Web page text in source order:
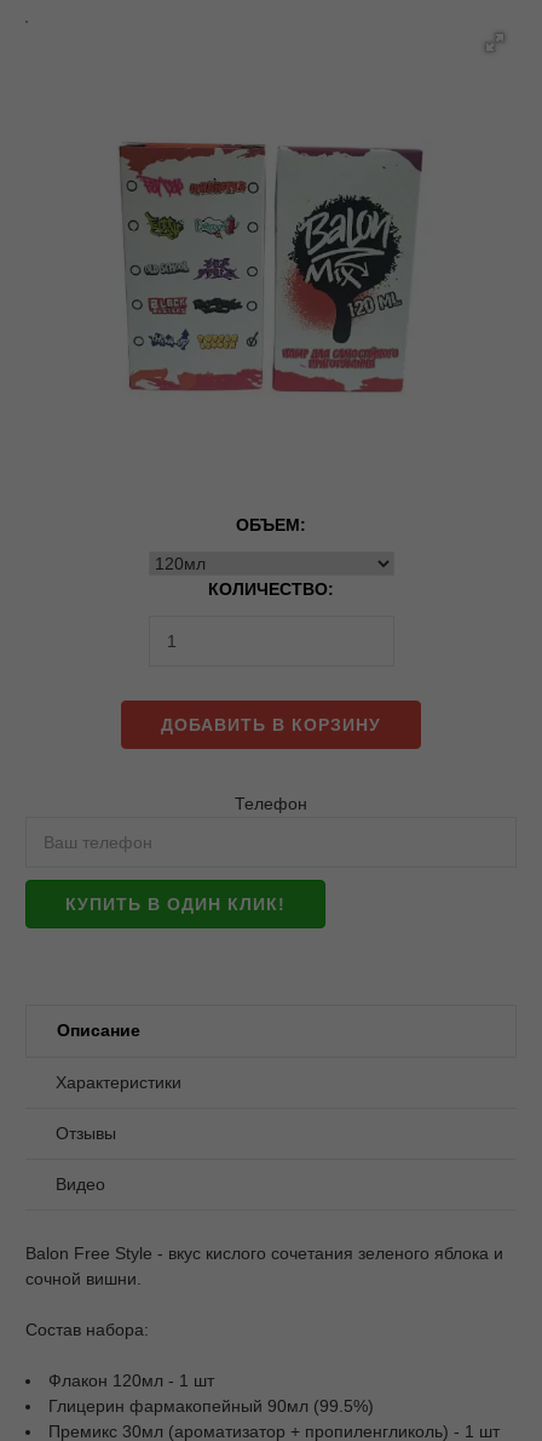
ОБЪЕМ:
КОЛИЧЕСТВО:
ДОБАВИТЬ В КОРЗИНУ
Телефон
КУПИТЬ В ОДИН КЛИК!
Описание
Характеристики
Отзывы
Видео
Balon Free Style - вкус кислого сочетания зеленого яблока и
сочной вишни.
Состав набора:
Флакон 120мл - 1 шт
Глицерин фармакопейный 90мл (99.5%)
Премикс 30мл (ароматизатор + пропиленгликоль) - 1 шт